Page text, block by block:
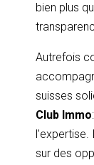
bien plus
Autrefois
suisses
Club Immo
l'expertise.
sur des